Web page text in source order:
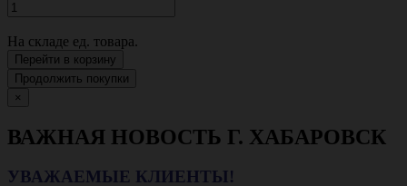
На складе ед. товара.
Перейти в корзину
Продолжить покупки
×
ВАЖНАЯ НОВОСТЬ Г. ХАБАРОВСК
УВАЖАЕМЫЕ КЛИЕНТЫ!